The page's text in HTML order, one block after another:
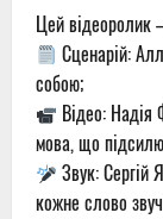
Цей відеоролик
Сценарій:
собою;
Відео: Надія
мова, що
Звук: Сергій
кожне слово